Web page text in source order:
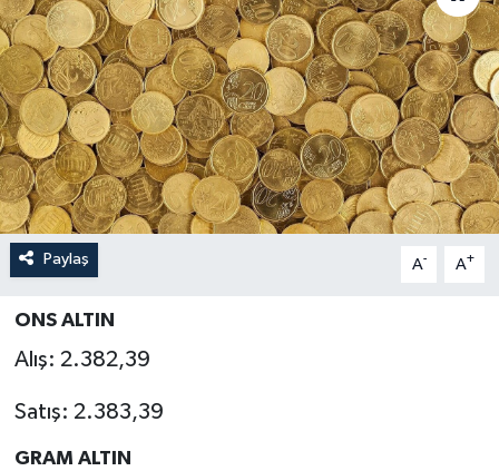
Paylaş A- A+
ONS ALTIN
Alış: 2.382,39
Satış: 2.383,39
GRAM ALTIN
Gündem
Magazin
Sağlık
Siyaset
Spor
Türkiye